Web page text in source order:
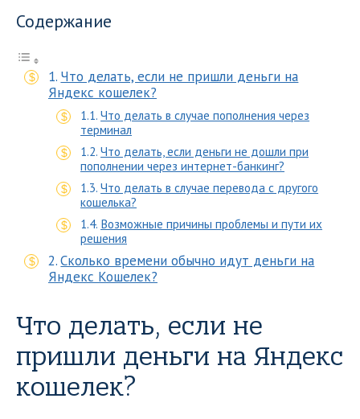
Содержание
Что делать, если не пришли деньги на
Яндекс кошелек?
Что делать в случае пополнения через
терминал
Что делать, если деньги не дошли при
пополнении через интернет-банкинг?
Что делать в случае перевода с другого
кошелька?
Возможные причины проблемы и пути их
решения
Сколько времени обычно идут деньги на
Яндекс Кошелек?
Что делать, если не
пришли деньги на Яндекс
кошелек?